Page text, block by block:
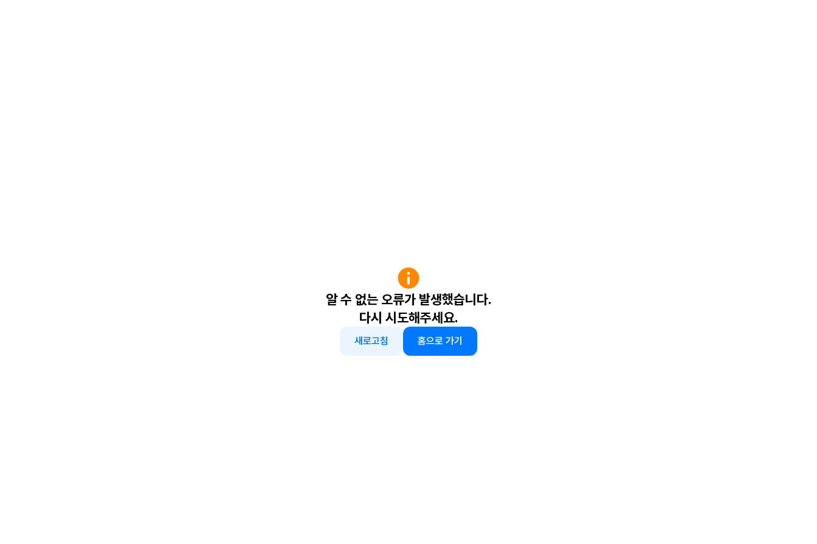
알 수 없는 오류가 발생했습니다.
다시 시도해주세요.
새로고침 홈으로 가기